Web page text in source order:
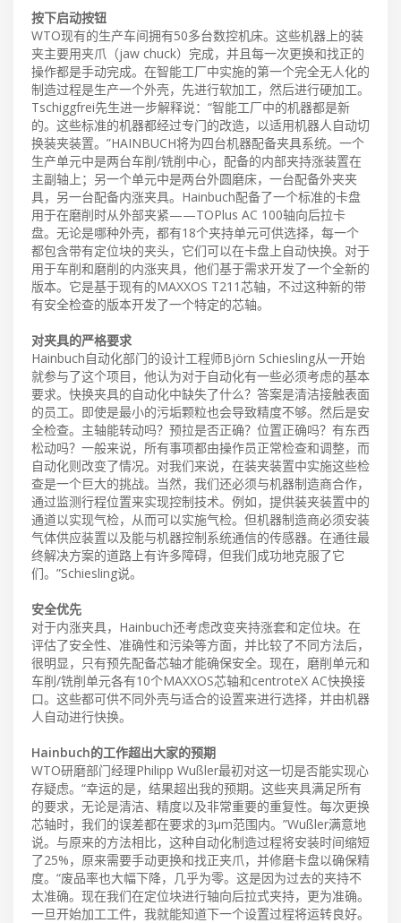
按下启动按钮
WTO现有的生产车间拥有50多台数控机床。这些机器上的装
夹主要用夹爪（jaw chuck）完成，并且每一次更换和找正的
操作都是手动完成。在智能工厂中实施的第一个完全无人化的
制造过程是生产一个外壳，先进行软加工，然后进行硬加工。
Tschiggfrei先生进一步解释说：“智能工厂中的机器都是新
的。这些标准的机器都经过专门的改造，以适用机器人自动切
换装夹装置。”HAINBUCH将为四台机器配备夹具系统。一个
生产单元中是两台车削/铣削中心，配备的内部夹持涨装置在
主副轴上；另一个单元中是两台外圆磨床，一台配备外夹夹
具，另一台配备内涨夹具。Hainbuch配备了一个标准的卡盘
用于在磨削时从外部夹紧——TOPlus AC 100轴向后拉卡
盘。无论是哪种外壳，都有18个夹持单元可供选择，每一个
都包含带有定位块的夹头，它们可以在卡盘上自动快换。对于
用于车削和磨削的内涨夹具，他们基于需求开发了一个全新的
版本。它是基于现有的MAXXOS T211芯轴，不过这种新的带
有安全检查的版本开发了一个特定的芯轴。
对夹具的严格要求
Hainbuch自动化部门的设计工程师Björn Schiesling从一开始
就参与了这个项目，他认为对于自动化有一些必须考虑的基本
要求。快换夹具的自动化中缺失了什么？答案是清洁接触表面
的员工。即使是最小的污垢颗粒也会导致精度不够。然后是安
全检查。主轴能转动吗？预拉是否正确？位置正确吗？有东西
松动吗？一般来说，所有事项都由操作员正常检查和调整，而
自动化则改变了情况。对我们来说，在装夹装置中实施这些检
查是一个巨大的挑战。当然，我们还必须与机器制造商合作，
通过监测行程位置来实现控制技术。例如，提供装夹装置中的
通道以实现气检，从而可以实施气检。但机器制造商必须安装
气体供应装置以及能与机器控制系统通信的传感器。在通往最
终解决方案的道路上有许多障碍，但我们成功地克服了它
们。”Schiesling说。
安全优先
对于内涨夹具，Hainbuch还考虑改变夹持涨套和定位块。在
评估了安全性、准确性和污染等方面，并比较了不同方法后，
很明显，只有预先配备芯轴才能确保安全。现在，磨削单元和
车削/铣削单元各有10个MAXXOS芯轴和centroteX AC快换接
口。这些都可供不同外壳与适合的设置来进行选择，并由机器
人自动进行快换。
Hainbuch的工作超出大家的预期
WTO研磨部门经理Philipp Wußler最初对这一切是否能实现心
存疑虑。“幸运的是，结果超出我的预期。这些夹具满足所有
的要求，无论是清洁、精度以及非常重要的重复性。每次更换
芯轴时，我们的误差都在要求的3µm范围内。”Wußler满意地
说。与原来的方法相比，这种自动化制造过程将安装时间缩短
了25%，原来需要手动更换和找正夹爪，并修磨卡盘以确保精
度。“废品率也大幅下降，几乎为零。这是因为过去的夹持不
太准确。现在我们在定位块进行轴向后拉式夹持，更为准确。
一旦开始加工工件，我就能知道下一个设置过程将运转良好。